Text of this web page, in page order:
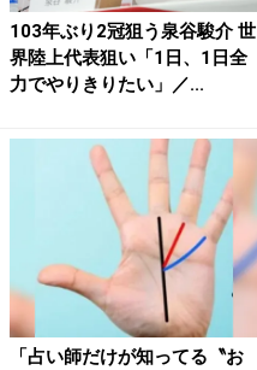
103年ぶり2冠狙う泉谷駿介 世
界陸上代表狙い「1日、1日全
力でやりきりたい」／...
「占い師だけが知ってる〝お